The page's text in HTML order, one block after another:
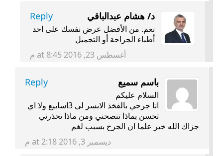
د/ هشام عبدالباقي Reply
نعم. من الأفضل عرض نفسك على احد
أطباء الجراحة أو التجميل
أغسطس 23, 2016 at 8:45 م
باسم سميع Reply
السلام عليكم
انا جرحي بالفخذ الايسر لي 3اسابيع ولا اي
تحسن بماذا تنصحني ومن ماذا تحذرني
جزاك الله خير علما ان الجرح بسبب لغم
ديسمبر 3, 2016 at 2:18 م